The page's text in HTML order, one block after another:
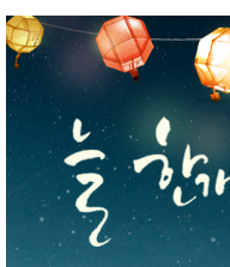
린거 보이시나용#디자이너가 #
곳 이외에도 여러가지 부스를 방
데 사진을 못찍고 놓친곳도 있어
진짜 다리가 뽀개질것 같았어요 (
시간도 다됬고 체력도 고갈난
결했답니당주임님 찬스로 먹은
제일 맛있었어요요즘은
자인 페스티벌 후기를 마치겠습
대할게요!
있었기에저희는 할 수 없이 바베
으로 고기를 굽는 XID 카리스마
리는 언제나 함께 으쌰으쌰하고
기회로 함께 바람쐬러 와서 맛난
제 모두 꿈나라로~~ >.<근데 너
어ㅠㅠ역시 체력 좋은 무서운언
해서몰랐는데우리 숙소가 이렇
샜네요다크서클 가득한 눈가가
광경은 밤새 술마신 아이들이 아